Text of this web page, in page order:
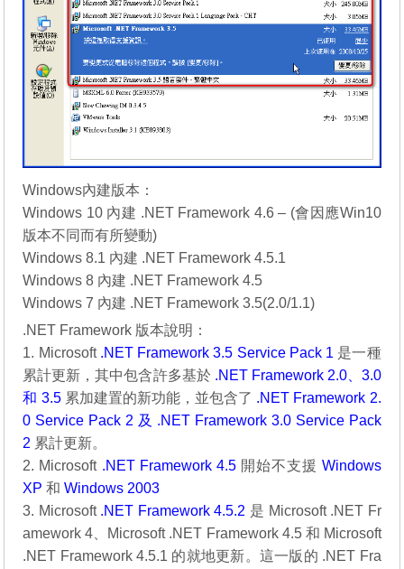
Windows內建版本：
Windows 10 內建 .NET Framework 4.6 – (會因應Win10
版本不同而有所變動)
Windows 8.1 內建 .NET Framework 4.5.1
Windows 8 內建 .NET Framework 4.5
Windows 7 內建 .NET Framework 3.5(2.0/1.1)
.NET Framework 版本說明：
1. Microsoft .NET Framework 3.5 Service Pack 1 是一種
累計更新，其中包含許多基於 .NET Framework 2.0、3.0
和 3.5累加建置的新功能，並包含了 .NET Framework 2.
0 Service Pack 2 及 .NET Framework 3.0 Service Pack
2 累計更新。
2. Microsoft .NET Framework 4.5開始不支援 Windows
XP 和Windows 2003
3. Microsoft .NET Framework 4.5.2 是 Microsoft .NET Fr
amework 4、Microsoft .NET Framework 4.5 和 Microsoft
.NET Framework 4.5.1 的就地更新。這一版的 .NET Fra